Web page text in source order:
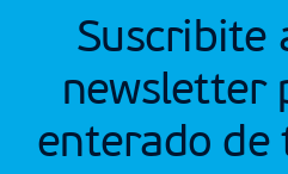
Suscribite
newsletter
enterado de